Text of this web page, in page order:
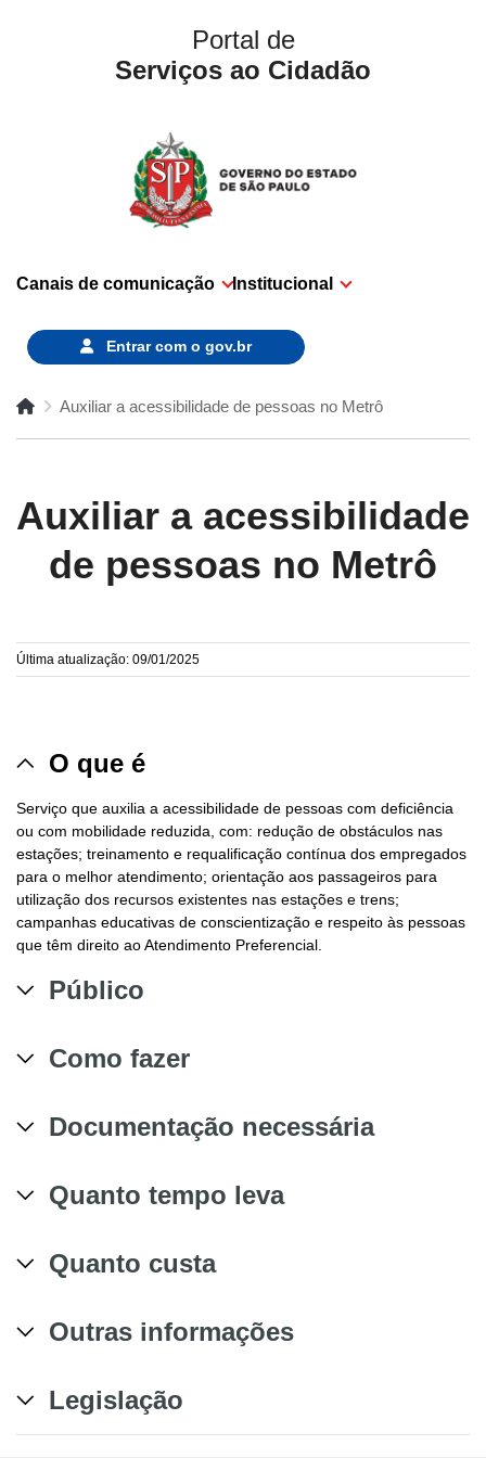
Portal de
Serviços ao Cidadão
Canais de comunicação Institucional
Entrar com o gov.br
Auxiliar a acessibilidade de pessoas no Metrô
Auxiliar a acessibilidade
de pessoas no Metrô
Última atualização: 09/01/2025
O que é
Serviço que auxilia a acessibilidade de pessoas com deficiência
ou com mobilidade reduzida, com: redução de obstáculos nas
estações; treinamento e requalificação contínua dos empregados
para o melhor atendimento; orientação aos passageiros para
utilização dos recursos existentes nas estações e trens;
campanhas educativas de conscientização e respeito às pessoas
que têm direito ao Atendimento Preferencial.
Público
Como fazer
Documentação necessária
Quanto tempo leva
Quanto custa
Outras informações
Legislação